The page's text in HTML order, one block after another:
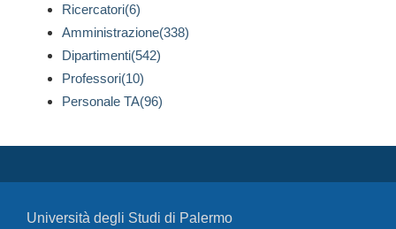
Ricercatori(6)
Amministrazione(338)
Dipartimenti(542)
Professori(10)
Personale TA(96)
Università degli Studi di Palermo